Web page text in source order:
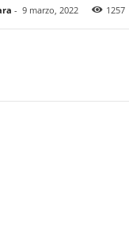
- 9 marzo, 2022 1257